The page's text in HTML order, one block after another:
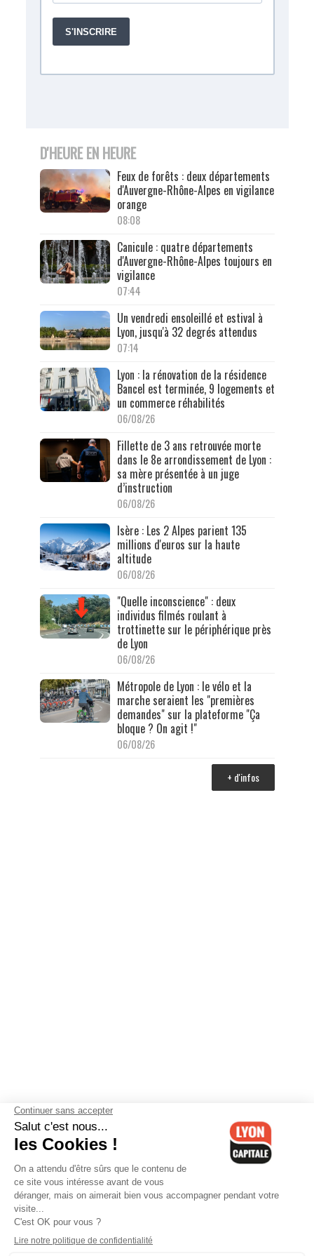
D'HEURE EN HEURE
Feux de forêts : deux départements
d'Auvergne-Rhône-Alpes en vigilance
orange
08:08
Canicule : quatre départements
d'Auvergne-Rhône-Alpes toujours en
vigilance
07:44
Un vendredi ensoleillé et estival à
Lyon, jusqu'à 32 degrés attendus
07:14
Lyon : la rénovation de la résidence
Bancel est terminée, 9 logements et
un commerce réhabilités
06/08/26
Fillette de 3 ans retrouvée morte
dans le 8e arrondissement de Lyon :
sa mère présentée à un juge
d’instruction
06/08/26
Isère : Les 2 Alpes parient 135
millions d'euros sur la haute
altitude
06/08/26
"Quelle inconscience" : deux
individus filmés roulant à
trottinette sur le périphérique près
de Lyon
06/08/26
Métropole de Lyon : le vélo et la
marche seraient les "premières
demandes" sur la plateforme "Ça
bloque ? On agit !"
06/08/26
+ d'infos